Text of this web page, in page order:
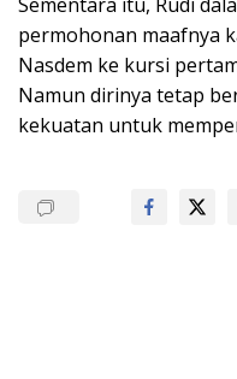
permohonan maafnya
Nasdem ke kursi
Namun dirinya tetap
kekuatan untuk